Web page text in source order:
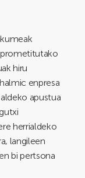
hiru
enpresa
apustua
herrialdeko
langileen
bi pertsona